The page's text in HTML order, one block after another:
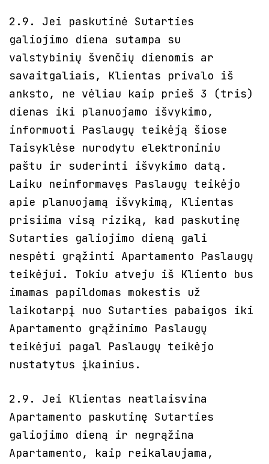
2.9. Jei paskutinė Sutarties
galiojimo diena sutampa su
valstybinių švenčių dienomis ar
savaitgaliais, Klientas privalo iš
anksto, ne vėliau kaip prieš 3 (tris)
dienas iki planuojamo išvykimo,
informuoti Paslaugų teikėją šiose
Taisyklėse nurodytu elektroniniu
paštu ir suderinti išvykimo datą.
Laiku neinformavęs Paslaugų teikėjo
apie planuojamą išvykimą, Klientas
prisiima visą riziką, kad paskutinę
Sutarties galiojimo dieną gali
nespėti grąžinti Apartamento Paslaugų
teikėjui. Tokiu atveju iš Kliento bus
imamas papildomas mokestis už
laikotarpį nuo Sutarties pabaigos iki
Apartamento grąžinimo Paslaugų
teikėjui pagal Paslaugų teikėjo
nustatytus įkainius.
2.9. Jei Klientas neatlaisvina
Apartamento paskutinę Sutarties
galiojimo dieną ir negrąžina
Apartamento, kaip reikalaujama,